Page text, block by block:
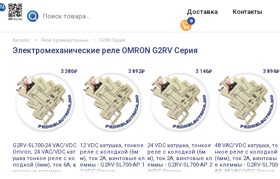
Доставка Контакты
0
Каталог Реле промежуточные G2RV Серия
Электромеханические реле OMRON G2RV Серия
3 380₽
G2RV-SL700-24 VAC/VDC
Omron, 24 VAC/VDC кат
ушка тонкое реле с ко
лодкой (6мм), ток 6А, в
интовые клеммы
3 892₽
12 VDC катушка, тонкое
реле с колодкой (6м
м), ток 2А, винтовые кл
еммы - G2RV-SL700-AP 1
2 VDC Omron
3 146₽
24 VDC катушка, тонкое
реле с колодкой (6м
м), ток 2А, винтовые кл
еммы - G2RV-SL700-AP 2
4VDC Omron
3 894₽
48 VAC/VDC катушка, то
нкое реле с колодкой
(6мм), ток 2А, винтовы
е клеммы - G2RV-SL700-
AP 48 VAC/VDC Omron